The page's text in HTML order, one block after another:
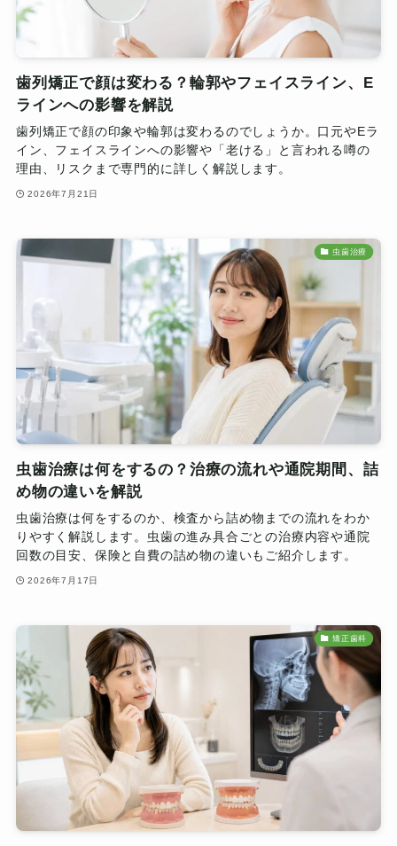
歯列矯正で顔は変わる？輪郭やフェイスライン、E
ラインへの影響を解説
歯列矯正で顔の印象や輪郭は変わるのでしょうか。口元やEラ
イン、フェイスラインへの影響や「老ける」と言われる噂の
理由、リスクまで専門的に詳しく解説します。
2026年7月21日
虫歯治療
虫歯治療は何をするの？治療の流れや通院期間、詰
め物の違いを解説
虫歯治療は何をするのか、検査から詰め物までの流れをわか
りやすく解説します。虫歯の進み具合ごとの治療内容や通院
回数の目安、保険と自費の詰め物の違いもご紹介します。
2026年7月17日
矯正歯科